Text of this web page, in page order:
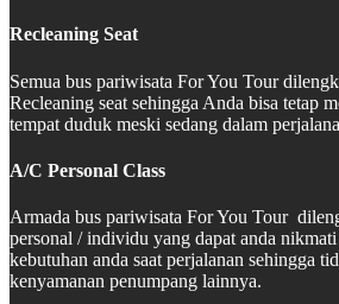
Recleaning Seat
Semua bus pariwisata For You Tour
Recleaning seat sehingga Anda bisa tetap
tempat duduk meski sedang dalam
A/C Personal Class
Armada bus pariwisata For You Tour
personal / individu yang dapat anda nikmati
kebutuhan anda saat perjalanan sehingga
kenyamanan penumpang lainnya.